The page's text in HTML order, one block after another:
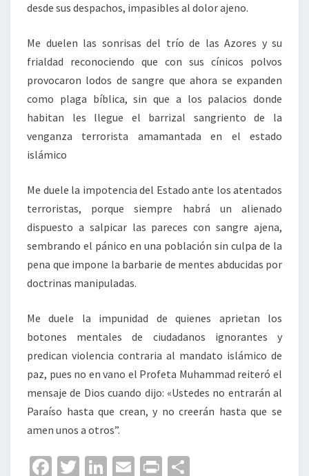
desde sus despachos, impasibles al dolor ajeno.
Me duelen las sonrisas del trío de las Azores y su
frialdad reconociendo que con sus cínicos polvos
provocaron lodos de sangre que ahora se expanden
como plaga bíblica, sin que a los palacios donde
habitan les llegue el barrizal sangriento de la
venganza terrorista amamantada en el estado
islámico
Me duele la impotencia del Estado ante los atentados
terroristas, porque siempre habrá un alienado
dispuesto a salpicar las pareces con sangre ajena,
sembrando el pánico en una población sin culpa de la
pena que impone la barbarie de mentes abducidas por
doctrinas manipuladas.
Me duele la impunidad de quienes aprietan los
botones mentales de ciudadanos ignorantes y
predican violencia contraria al mandato islámico de
paz, pues no en vano el Profeta Muhammad reiteró el
mensaje de Dios cuando dijo: «Ustedes no entrarán al
Paraíso hasta que crean, y no creerán hasta que se
amen unos a otros”.
Fa T
Li
E
Pr